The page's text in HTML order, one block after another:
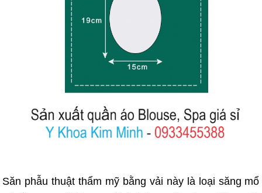
Săn phẫu thuật thẩm mỹ bằng vải này là loại săng mổ